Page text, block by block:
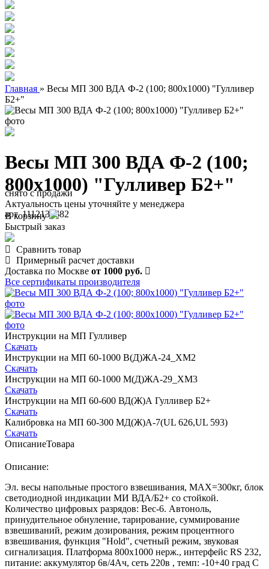
Главная » Весы МП 300 ВДА Ф-2 (100; 800х1000) "Гулливер
Б2+"
Весы МП 300 ВДА Ф-2 (100;
800х1000) "Гулливер Б2+"
арт. 1112139682
снято с продажи
Актуальность цены уточняйте у менеджера
В корзину
Быстрый заказ
Сравнить товар
Примерный расчет доставки
Доставка по Москве от 1000 руб.
Все сертификаты производителя
Инструкции на МП Гулливер
Скачать
Инструкции на МП 60-1000 В(Д)ЖА-24_ХМ2
Скачать
Инструкции на МП 60-1000 М(Д)ЖА-29_ХМ3
Скачать
Инструкции на МП 60-600 ВД(Ж)А Гулливер Б2+
Скачать
Калибровка на МП 60-300 МД(Ж)А-7(UL 626,UL 593)
Скачать
ОписаниеТовара
Описание:
Эл. весы напольные простого взвешивания, МАХ=300кг, блок
светодиодной индикации МИ ВДА/Б2+ со стойкой.
Количество цифровых разрядов: Вес-6. Автоноль,
принудительное обнуление, тарирование, суммирование
взвешиваний, режим дозирования, режим процентного
взвешивания, функция "Hold", счетный режим, звуковая
сигнализация. Платформа 800х1000 нерж., интерфейс RS 232,
питание: аккумулятор 6в/4Ач, сеть 220в , темп: -10+40 град С